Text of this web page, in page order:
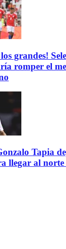
grandes!
romper el
Tapia
llegar al norte